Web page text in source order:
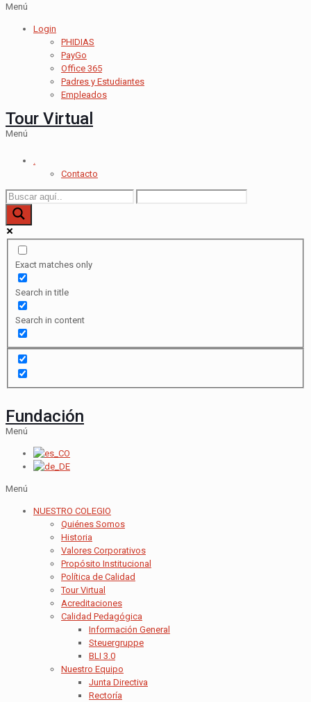
Menú
Login
PHIDIAS
PayGo
Office 365
Padres y Estudiantes
Empleados
Tour Virtual
Menú
.
Contacto
Exact matches only
Search in title
Search in content
Fundación
Menú
Menú
NUESTRO COLEGIO
Quiénes Somos
Historia
Valores Corporativos
Propósito Institucional
Política de Calidad
Tour Virtual
Acreditaciones
Calidad Pedagógica
Información General
Steuergruppe
BLI 3.0
Nuestro Equipo
Junta Directiva
Rectoría